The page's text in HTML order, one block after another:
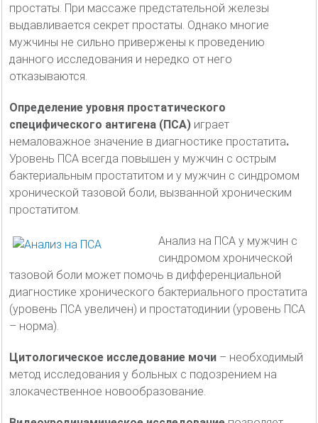
простаты. При массаже предстательной железы
выдавливается секрет простаты. Однако многие
мужчины не сильно привержены к проведению
данного исследования и нередко от него
отказываются.
Определение уровня простатического
специфического антигена (ПСА) играет
немаловажное значение в диагностике простатита.
Уровень ПСА всегда повышен у мужчин с острым
бактериальным простатитом и у мужчин с синдромом
хронической тазовой боли, вызванной хроническим
простатитом.
Анализ на ПСА у мужчин с
синдромом хронической
тазовой боли может помочь в дифференциальной
диагностике хронического бактериального простатита
(уровень ПСА увеличен) и простатодинии (уровень ПСА
– норма).
Цитологическое исследование мочи – необходимый
метод исследования у больных с подозрением на
злокачественное новообразование.